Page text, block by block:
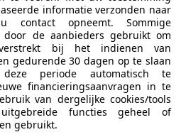
informatie verzonden naar
contact opneemt. Sommige
door de aanbieders gebruikt om
bij het indienen van
gedurende 30 dagen op te slaan
periode automatisch te
financieringsaanvragen in te
van dergelijke cookies/tools
functies geheel of
gebruikt.